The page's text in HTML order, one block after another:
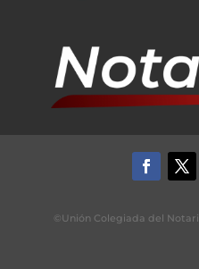
©Unión Colegiada del